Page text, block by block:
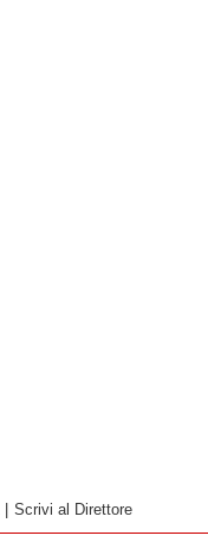
Scrivi al Direttore